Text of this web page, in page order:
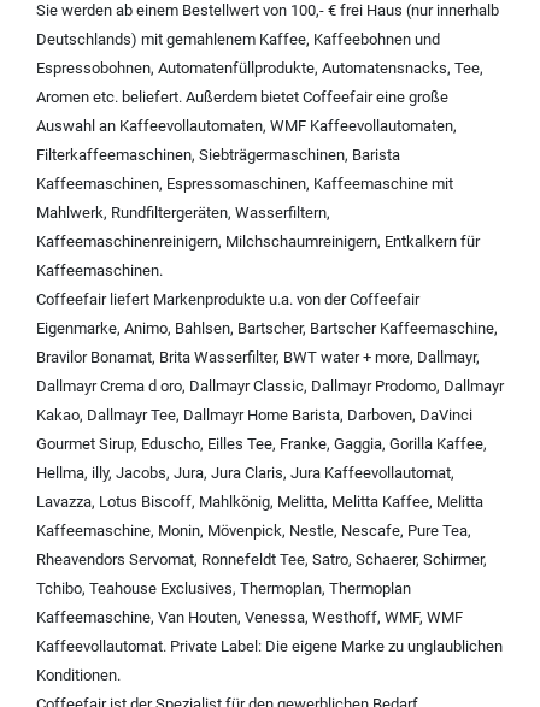
Sie werden ab einem Bestellwert von 100,- € frei Haus (nur innerhalb
Deutschlands) mit gemahlenem Kaffee, Kaffeebohnen und
Espressobohnen, Automatenfüllprodukte, Automatensnacks, Tee,
Aromen etc. beliefert. Außerdem bietet Coffeefair eine große
Auswahl an Kaffeevollautomaten, WMF Kaffeevollautomaten,
Filterkaffeemaschinen, Siebträgermaschinen, Barista
Kaffeemaschinen, Espressomaschinen, Kaffeemaschine mit
Mahlwerk, Rundfiltergeräten, Wasserfiltern,
Kaffeemaschinenreinigern, Milchschaumreinigern, Entkalkern für
Kaffeemaschinen.
Coffeefair liefert Markenprodukte u.a. von derCoffeefair
Eigenmarke, Animo, Bahlsen, Bartscher, Bartscher Kaffeemaschine,
Bravilor Bonamat, Brita Wasserfilter, BWT water + more, Dallmayr,
Dallmayr Crema d oro, Dallmayr Classic, Dallmayr Prodomo, Dallmayr
Kakao, Dallmayr Tee, Dallmayr Home Barista, Darboven, DaVinci
Gourmet Sirup, Eduscho, Eilles Tee, Franke, Gaggia, Gorilla Kaffee,
Hellma, illy, Jacobs, Jura, Jura Claris, Jura Kaffeevollautomat,
Lavazza, Lotus Biscoff, Mahlkönig, Melitta, Melitta Kaffee, Melitta
Kaffeemaschine, Monin, Mövenpick, Nestle, Nescafe, Pure Tea,
Rheavendors Servomat, Ronnefeldt Tee, Satro, Schaerer, Schirmer,
Tchibo, Teahouse Exclusives, Thermoplan, Thermoplan
Kaffeemaschine, Van Houten, Venessa, Westhoff, WMF, WMF
Kaffeevollautomat. Private Label: Die eigene Marke zu unglaublichen
Konditionen.